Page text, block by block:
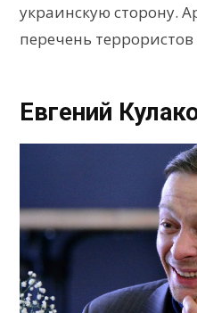
украинскую сторону.
перечень террористов
Евгений